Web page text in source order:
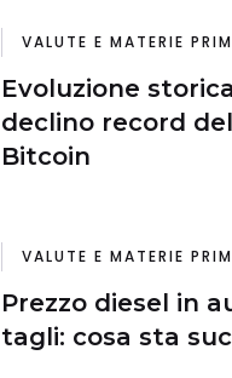
VALUTE E MATERIE
Evoluzione
declino record
Bitcoin
VALUTE E MATERIE
Prezzo diesel in
tagli: cosa sta